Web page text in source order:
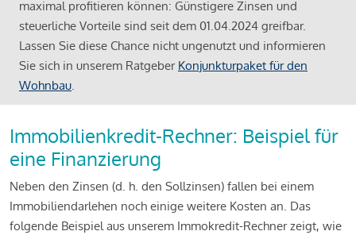
maximal profitieren können: Günstigere Zinsen und
steuerliche Vorteile sind seit dem 01.04.2024 greifbar.
Lassen Sie diese Chance nicht ungenutzt und informieren
Sie sich in unserem Ratgeber Konjunkturpaket für den
Wohnbau.
Immobilienkredit-Rechner: Beispiel für
eine Finanzierung
Neben den Zinsen (d. h. den Sollzinsen) fallen bei einem
Immobiliendarlehen noch einige weitere Kosten an. Das
folgende Beispiel aus unserem Immokredit-Rechner zeigt, wie